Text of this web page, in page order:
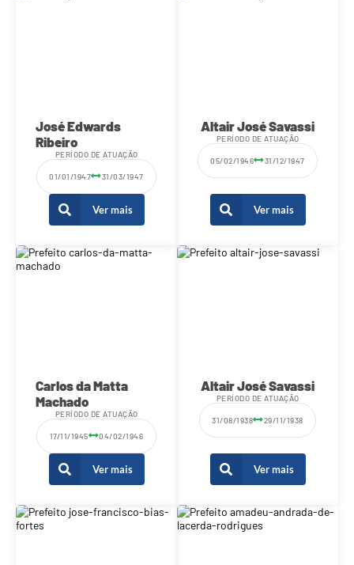
José Edwards
Ribeiro
PERÍODO DE ATUAÇÃO
01/01/1947 31/03/1947
Ver mais
Altair José Savassi
PERÍODO DE ATUAÇÃO
05/02/1946 31/12/1947
Ver mais
Carlos da Matta
Machado
PERÍODO DE ATUAÇÃO
17/11/1945 04/02/1946
Ver mais
Altair José Savassi
PERÍODO DE ATUAÇÃO
31/08/1938 29/11/1938
Ver mais